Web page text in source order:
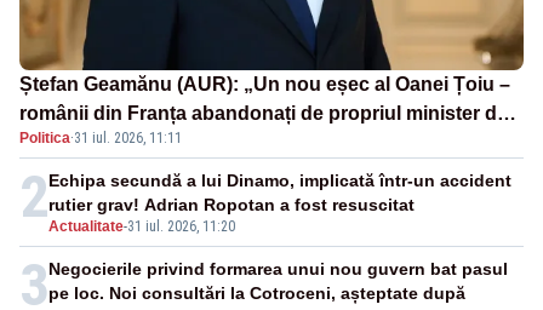
Ștefan Geamănu (AUR): „Un nou eșec al Oanei Țoiu –
românii din Franța abandonați de propriul minister de
externe în fața incendiilor de vegetație!”
Politica·31 iul. 2026, 11:11
2Actualitate-31 iul. 2026, 11:20
Echipa secundă a lui Dinamo, implicată într-un accident
rutier grav! Adrian Ropotan a fost resuscitat
3Negocierile privind formarea unui nou guvern bat pasul
pe loc. Noi consultări la Cotroceni, așteptate după